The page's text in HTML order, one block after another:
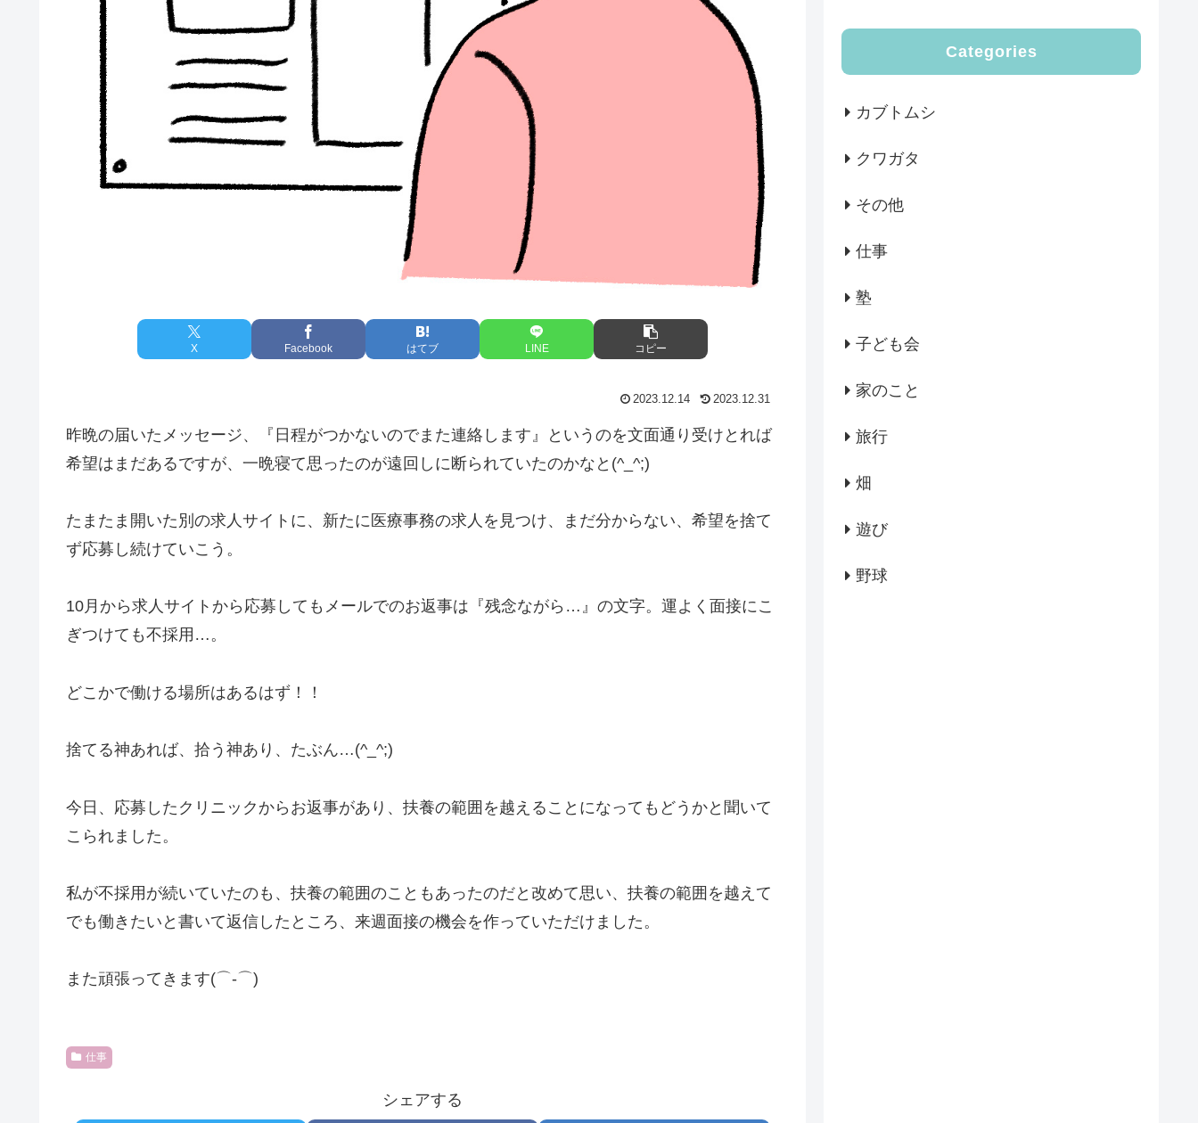
X Facebook はてブ LINE コピー
2023.12.14 2023.12.31
昨晩の届いたメッセージ、『日程がつかないのでまた連絡します』というのを文面通り受けとれば
希望はまだあるですが、一晩寝て思ったのが遠回しに断られていたのかなと(^_^;)
たまたま開いた別の求人サイトに、新たに医療事務の求人を見つけ、まだ分からない、希望を捨て
ず応募し続けていこう。
10月から求人サイトから応募してもメールでのお返事は『残念ながら…』の文字。運よく面接にこ
ぎつけても不採用…。
どこかで働ける場所はあるはず！！
捨てる神あれば、拾う神あり、たぶん…(^_^;)
今日、応募したクリニックからお返事があり、扶養の範囲を越えることになってもどうかと聞いて
こられました。
私が不採用が続いていたのも、扶養の範囲のこともあったのだと改めて思い、扶養の範囲を越えて
でも働きたいと書いて返信したところ、来週面接の機会を作っていただけました。
また頑張ってきます(⌒‐⌒)
仕事
シェアする
Categories
カブトムシ
クワガタ
その他
仕事
塾
子ども会
家のこと
旅行
畑
遊び
野球